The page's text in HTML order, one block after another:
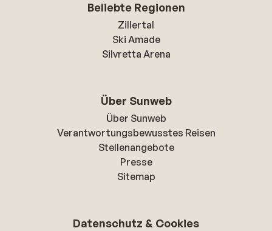
Beliebte Regionen
Zillertal
Ski Amade
Silvretta Arena
Über Sunweb
Über Sunweb
Verantwortungsbewusstes Reisen
Stellenangebote
Presse
Sitemap
Datenschutz & Cookies